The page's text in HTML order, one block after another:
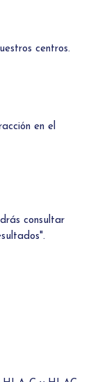
centros.
en el
consultar